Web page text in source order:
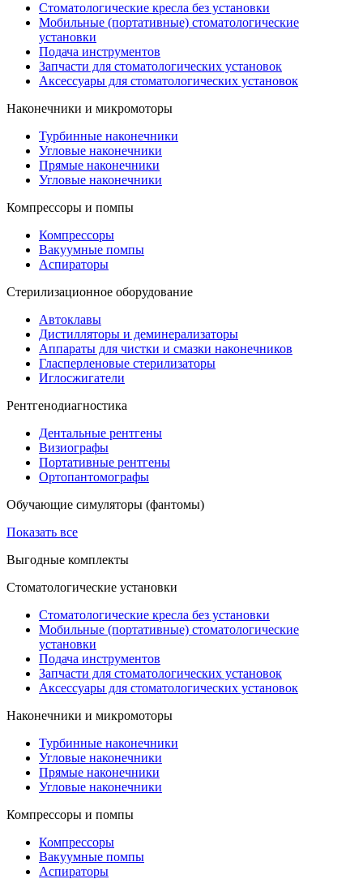
Стоматологические кресла без установки
Мобильные (портативные) стоматологические
установки
Подача инструментов
Запчасти для стоматологических установок
Аксессуары для стоматологических установок
Наконечники и микромоторы
Турбинные наконечники
Угловые наконечники
Прямые наконечники
Угловые наконечники
Компрессоры и помпы
Компрессоры
Вакуумные помпы
Аспираторы
Стерилизационное оборудование
Автоклавы
Дистилляторы и деминерализаторы
Аппараты для чистки и смазки наконечников
Гласперленовые стерилизаторы
Иглосжигатели
Рентгенодиагностика
Дентальные рентгены
Визиографы
Портативные рентгены
Ортопантомографы
Обучающие симуляторы (фантомы)
Показать все
Выгодные комплекты
Стоматологические установки
Стоматологические кресла без установки
Мобильные (портативные) стоматологические
установки
Подача инструментов
Запчасти для стоматологических установок
Аксессуары для стоматологических установок
Наконечники и микромоторы
Турбинные наконечники
Угловые наконечники
Прямые наконечники
Угловые наконечники
Компрессоры и помпы
Компрессоры
Вакуумные помпы
Аспираторы